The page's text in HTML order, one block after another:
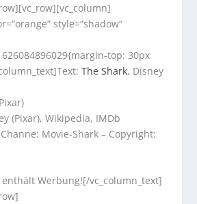
style=“shadow“
top: 30px
The Shark, Disney
(Pixar), Wikipedia, IMDb
Movie-Shark – Copyright:
enthält Werbung![/vc_column_text]